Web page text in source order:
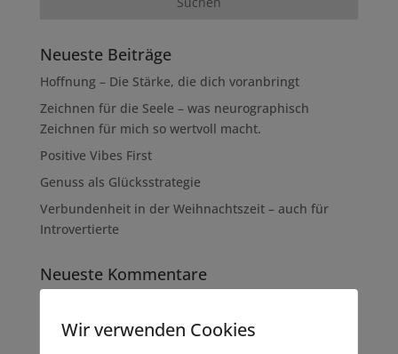
Neueste Beiträge
Hoffnung – Die Stärke, die dich voranbringt
Zeichnen für die Seele – was neurographisch
Zeichnen für mich so wertvoll macht.
Positive Vibes First
Genuss als Glücksstrategie
Verbundenheit in der Weihnachtszeit – auch für
Introvertierte
Neueste Kommentare
Archiv
Wir verwenden Cookies